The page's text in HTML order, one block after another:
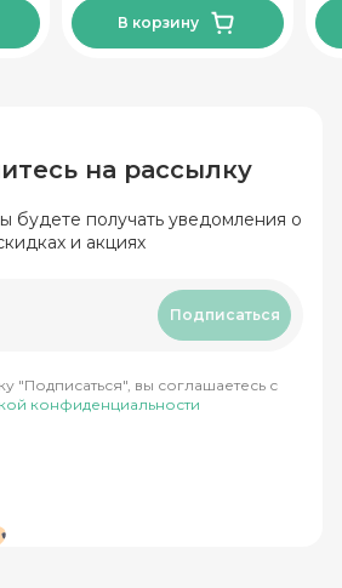
В корзину
на рассылку
будете получать уведомления о
и акциях
Подписаться
"Подписаться", вы соглашаетесь с
конфиденциальности